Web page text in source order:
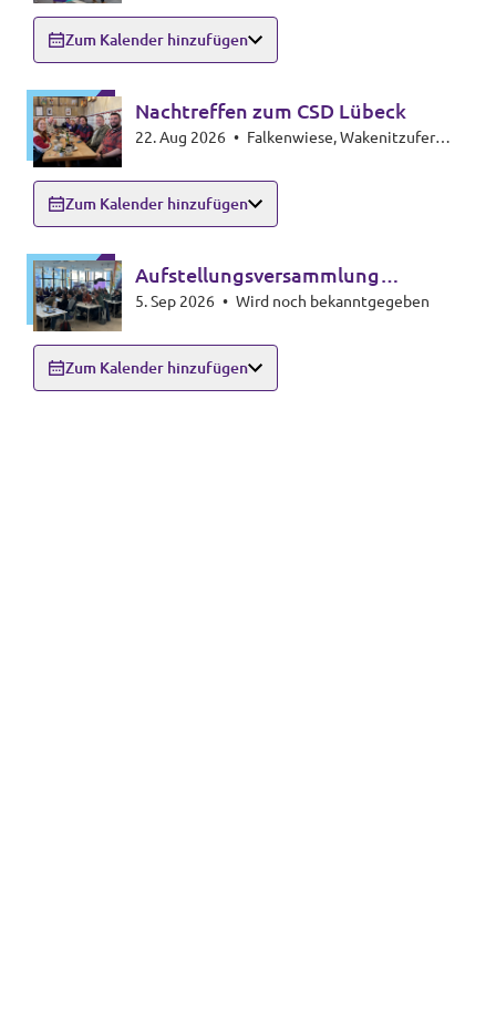
Zum Kalender hinzufügen
Nachtreffen zum CSD Lübeck
22. Aug 2026 •
Zum Kalender hinzufügen
Aufstellungsversammlung
Landtagswahl 2027
5. Sep 2026 • Wird noch bekanntgegeben
Zum Kalender hinzufügen